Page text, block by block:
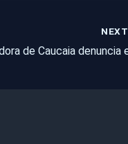
NEXT